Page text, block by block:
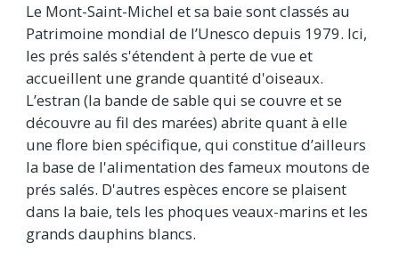
Le Mont-Saint-Michel et sa baie sont classés au
Patrimoine mondial de l’Unesco depuis 1979. Ici,
les prés salés s'étendent à perte de vue et
accueillent une grande quantité d'oiseaux.
L’estran (la bande de sable qui se couvre et se
découvre au fil des marées) abrite quant à elle
une flore bien spécifique, qui constitue d’ailleurs
la base de l'alimentation des fameux moutons de
prés salés. D'autres espèces encore se plaisent
dans la baie, tels les phoques veaux-marins et les
grands dauphins blancs.